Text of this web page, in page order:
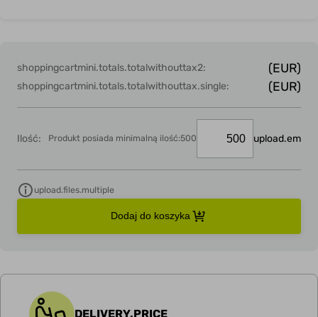
shoppingcartmini.totals.totalwithouttax2: (EUR)
shoppingcartmini.totals.totalwithouttax.single: (EUR)
Ilość: Produkt posiada minimalną ilość:500 upload.em
upload.files.multiple
Dodaj do koszyka
DELIVERY.PRICE